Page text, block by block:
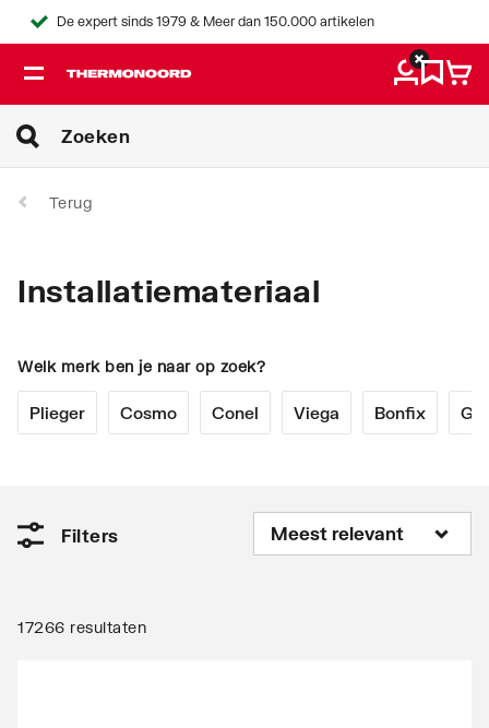
De expert sinds 1979 & Meer dan 150.000 artikelen
Terug
Installatiemateriaal
Welk merk ben je naar op zoek?
Plieger Cosmo Conel Viega Bonfix
Filters
17266 resultaten